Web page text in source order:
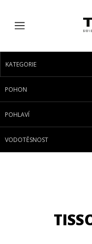
KATEGORIE
POHON
POHLAVÍ
VODOTĚSNOST